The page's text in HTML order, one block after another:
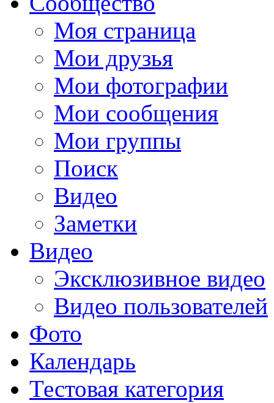
Моя страница
Мои друзья
Мои фотографии
Мои сообщения
Мои группы
Поиск
Видео
Заметки
Видео
Эксклюзивное видео
Видео пользователей
Фото
Календарь
Тестовая категория